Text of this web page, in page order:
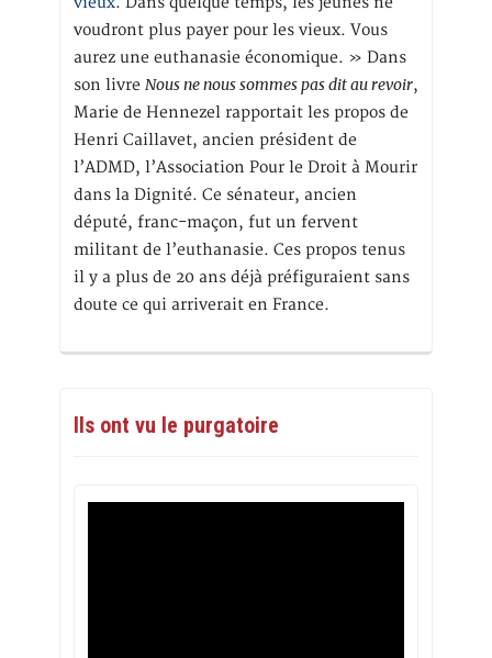
voudront plus payer pour les vieux. Vous
aurez une euthanasie économique. » Dans
son livre Nous ne nous sommes pas dit au revoir,
Marie de Hennezel rapportait les propos de
Henri Caillavet, ancien président de
l’ADMD, l’Association Pour le Droit à Mourir
dans la Dignité. Ce sénateur, ancien
député, franc-maçon, fut un fervent
militant de l’euthanasie. Ces propos tenus
il y a plus de 20 ans déjà préfiguraient sans
doute ce qui arriverait en France.
Ils ont vu le purgatoire